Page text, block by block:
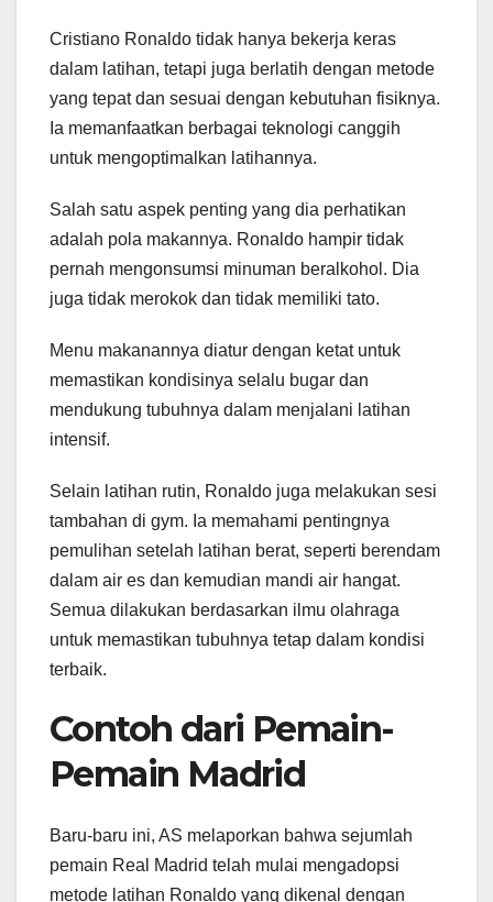
Cristiano Ronaldo tidak hanya bekerja keras
dalam latihan, tetapi juga berlatih dengan metode
yang tepat dan sesuai dengan kebutuhan fisiknya.
Ia memanfaatkan berbagai teknologi canggih
untuk mengoptimalkan latihannya.
Salah satu aspek penting yang dia perhatikan
adalah pola makannya. Ronaldo hampir tidak
pernah mengonsumsi minuman beralkohol. Dia
juga tidak merokok dan tidak memiliki tato.
Menu makanannya diatur dengan ketat untuk
memastikan kondisinya selalu bugar dan
mendukung tubuhnya dalam menjalani latihan
intensif.
Selain latihan rutin, Ronaldo juga melakukan sesi
tambahan di gym. Ia memahami pentingnya
pemulihan setelah latihan berat, seperti berendam
dalam air es dan kemudian mandi air hangat.
Semua dilakukan berdasarkan ilmu olahraga
untuk memastikan tubuhnya tetap dalam kondisi
terbaik.
Contoh dari Pemain-
Pemain Madrid
Baru-baru ini, AS melaporkan bahwa sejumlah
pemain Real Madrid telah mulai mengadopsi
metode latihan Ronaldo yang dikenal dengan